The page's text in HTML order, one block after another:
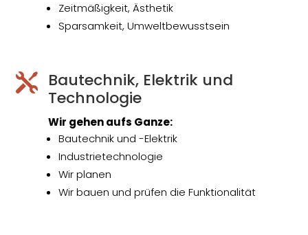
Zeitmäßigkeit, Ästhetik
Sparsamkeit, Umweltbewusstsein
 Bautechnik, Elektrik und
Technologie
Wir gehen aufs Ganze:
Bautechnik und -Elektrik
Industrietechnologie
Wir planen
Wir bauen und prüfen die Funktionalität